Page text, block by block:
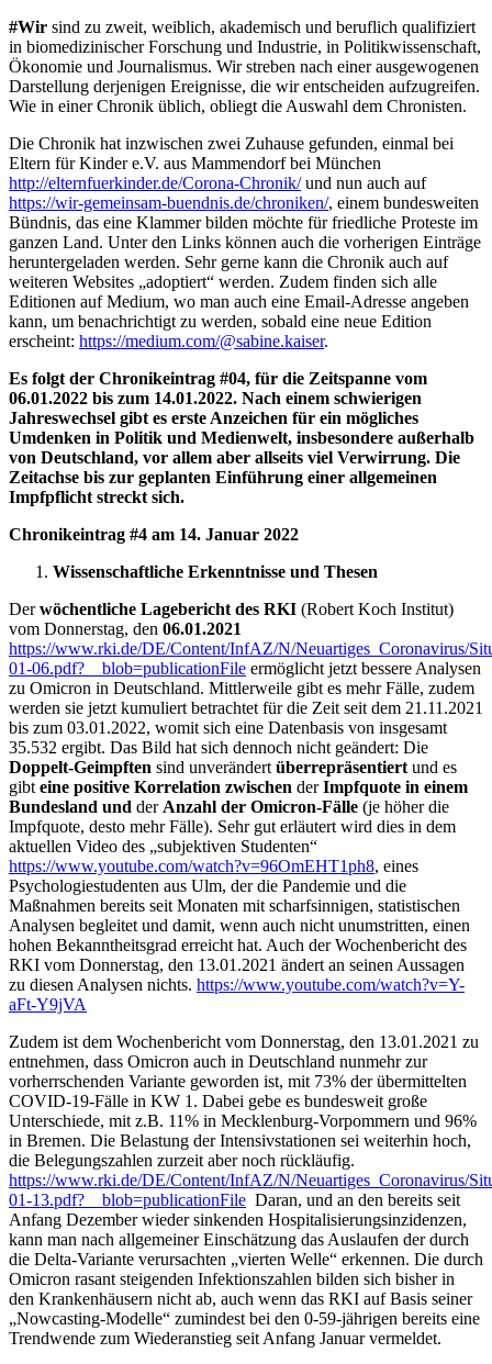
#Wir sind zu zweit, weiblich, akademisch und beruflich qualifiziert
in biomedizinischer Forschung und Industrie, in Politikwissenschaft,
Ökonomie und Journalismus. Wir streben nach einer ausgewogenen
Darstellung derjenigen Ereignisse, die wir entscheiden aufzugreifen.
Wie in einer Chronik üblich, obliegt die Auswahl dem Chronisten.
Die Chronik hat inzwischen zwei Zuhause gefunden, einmal bei
Eltern für Kinder e.V. aus Mammendorf bei München
http://elternfuerkinder.de/Corona-Chronik/und nun auch auf
https://wir-gemeinsam-buendnis.de/chroniken/, einem bundesweiten
Bündnis, das eine Klammer bilden möchte für friedliche Proteste im
ganzen Land. Unter den Links können auch die vorherigen Einträge
heruntergeladen werden. Sehr gerne kann die Chronik auch auf
weiteren Websites „adoptiert“ werden. Zudem finden sich alle
Editionen auf Medium, wo man auch eine Email-Adresse angeben
kann, um benachrichtigt zu werden, sobald eine neue Edition
erscheint: https://medium.com/@sabine.kaiser.
Es folgt der Chronikeintrag #04, für die Zeitspanne vom
06.01.2022 bis zum 14.01.2022. Nach einem schwierigen
Jahreswechsel gibt es erste Anzeichen für ein mögliches
Umdenken in Politik und Medienwelt, insbesondere außerhalb
von Deutschland, vor allem aber allseits viel Verwirrung. Die
Zeitachse bis zur geplanten Einführung einer allgemeinen
Impfpflicht streckt sich.
Chronikeintrag #4 am 14. Januar 2022
Wissenschaftliche Erkenntnisse und Thesen
Derwöchentliche Lagebericht des RKI (Robert Koch Institut)
vom Donnerstag, den 06.01.2021
https://www.rki.de/DE/Content/InfAZ/N/Neuartiges_Coronavirus/
01-06.pdf?__blob=publicationFile ermöglicht jetzt bessere Analysen
zu Omicron in Deutschland. Mittlerweile gibt es mehr Fälle, zudem
werden sie jetzt kumuliert betrachtet für die Zeit seit dem 21.11.2021
bis zum 03.01.2022, womit sich eine Datenbasis von insgesamt
35.532 ergibt. Das Bild hat sich dennoch nicht geändert: Die
Doppelt-Geimpften sind unverändert überrepräsentiert und es
gibt eine positive Korrelation zwischen derImpfquote in einem
Bundesland und der Anzahl der Omicron-Fälle (je höher die
Impfquote, desto mehr Fälle). Sehr gut erläutert wird dies in dem
aktuellen Video des „subjektiven Studenten“
https://www.youtube.com/watch?v=96OmEHT1ph8, eines
Psychologiestudenten aus Ulm, der die Pandemie und die
Maßnahmen bereits seit Monaten mit scharfsinnigen, statistischen
Analysen begleitet und damit, wenn auch nicht unumstritten, einen
hohen Bekanntheitsgrad erreicht hat. Auch der Wochenbericht des
RKI vom Donnerstag, den 13.01.2021 ändert an seinen Aussagen
zu diesen Analysen nichts. https://www.youtube.com/watch?v=Y-
aFt-Y9jVA
Zudem ist dem Wochenbericht vom Donnerstag, den 13.01.2021 zu
entnehmen, dass Omicron auch in Deutschland nunmehr zur
vorherrschenden Variante geworden ist, mit 73% der übermittelten
COVID-19-Fälle in KW 1. Dabei gebe es bundesweit große
Unterschiede, mit z.B. 11% in Mecklenburg-Vorpommern und 96%
in Bremen. Die Belastung der Intensivstationen sei weiterhin hoch,
die Belegungszahlen zurzeit aber noch rückläufig.
https://www.rki.de/DE/Content/InfAZ/N/Neuartiges_Coronavirus/
01-13.pdf?__blob=publicationFile Daran, und an den bereits seit
Anfang Dezember wieder sinkenden Hospitalisierungsinzidenzen,
kann man nach allgemeiner Einschätzung das Auslaufen der durch
die Delta-Variante verursachten „vierten Welle“ erkennen. Die durch
Omicron rasant steigenden Infektionszahlen bilden sich bisher in
den Krankenhäusern nicht ab, auch wenn das RKI auf Basis seiner
„Nowcasting-Modelle“ zumindest bei den 0-59-jährigen bereits eine
Trendwende zum Wiederanstieg seit Anfang Januar vermeldet.